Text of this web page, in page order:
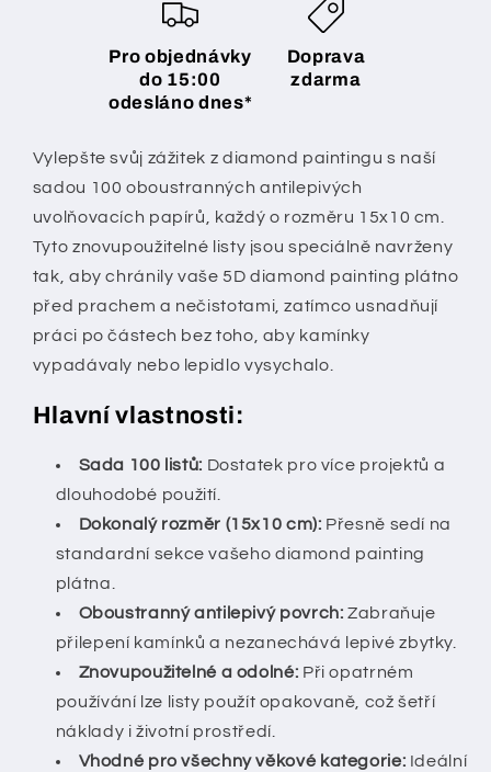
15x10cm
papír
-
15x10cm
Pro objednávky
do 15:00
odesláno dnes*
Doprava
zdarma
Vylepšte svůj zážitek z diamond paintingu s naší
sadou 100 oboustranných antilepivých
uvolňovacích papírů, každý o rozměru 15x10 cm.
Tyto znovupoužitelné listy jsou speciálně navrženy
tak, aby chránily vaše 5D diamond painting plátno
před prachem a nečistotami, zatímco usnadňují
práci po částech bez toho, aby kamínky
vypadávaly nebo lepidlo vysychalo.
Hlavní vlastnosti:
Sada 100 listů: Dostatek pro více projektů a
dlouhodobé použití.
Dokonalý rozměr (15x10 cm): Přesně sedí na
standardní sekce vašeho diamond painting
plátna.
Oboustranný antilepivý povrch: Zabraňuje
přilepení kamínků a nezanechává lepivé zbytky.
Znovupoužitelné a odolné: Při opatrném
používání lze listy použít opakovaně, což šetří
náklady i životní prostředí.
Vhodné pro všechny věkové kategorie: Ideální